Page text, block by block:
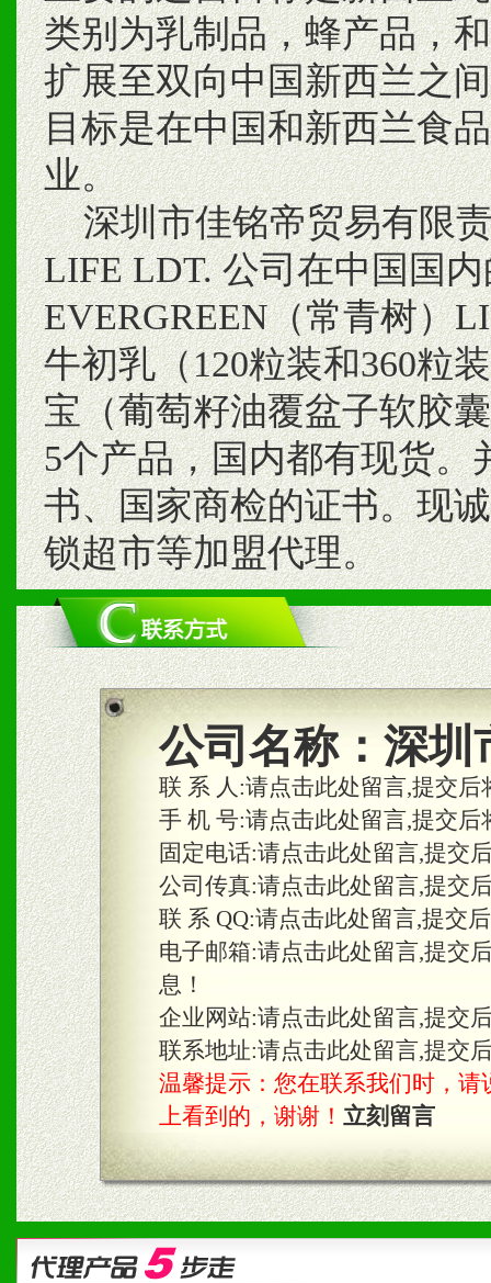
类别为乳制品，蜂产品，
扩展至双向中国新西兰之
目标是在中国和新西兰食
业。
深圳市佳铭帝贸易有限责
LIFE LDT. 公司在中国国
EVERGREEN（常青树）
牛初乳（120粒装和360粒
宝（葡萄籽油覆盆子软胶
5个产品，国内都有现货
书、国家商检的证书。现
锁超市等加盟代理。
公司名称： 深圳
联 系 人:请点击此处留言,提交
手 机 号:请点击此处留言,提交
固定电话:请点击此处留言,提交
公司传真:请点击此处留言,提交
联 系 QQ:请点击此处留言,提交
电子邮箱:请点击此处留言,提交
息！
企业网站:请点击此处留言,提交
联系地址:请点击此处留言,提交
温馨提示：您在联系我们时，请
上看到的，谢谢！ 立刻留言